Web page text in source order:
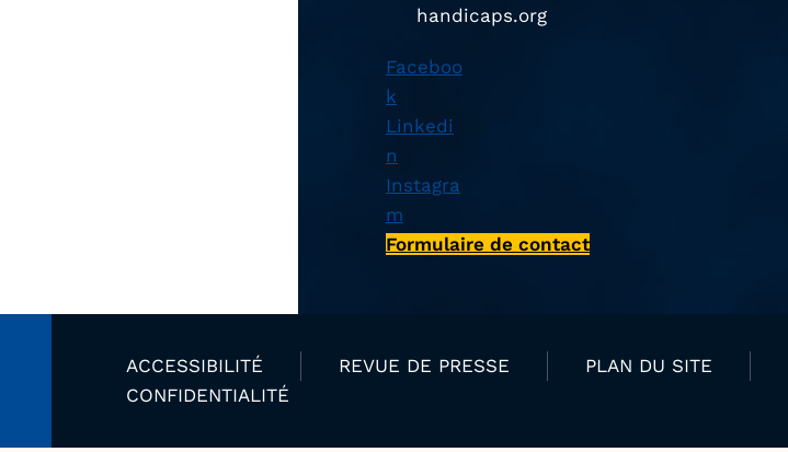
handicaps.org
Faceboo
k
Linkedi
n
Instagra
m
Formulaire de contact
ACCESSIBILITÉ REVUE DE PRESSE PLAN DU SITE
CONFIDENTIALITÉ